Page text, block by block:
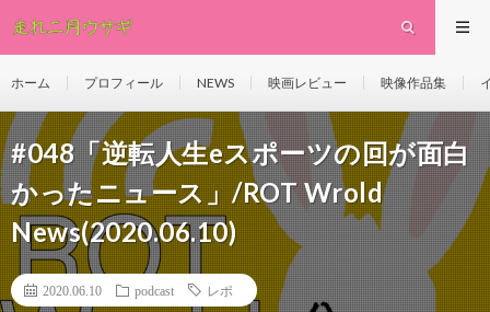
ホーム プロフィール NEWS 映画レビュー 映像作品集
#048「逆転人生eスポーツの回が面白
かったニュース」/ROT Wrold
News(2020.06.10)
2020.06.10 podcast レポ